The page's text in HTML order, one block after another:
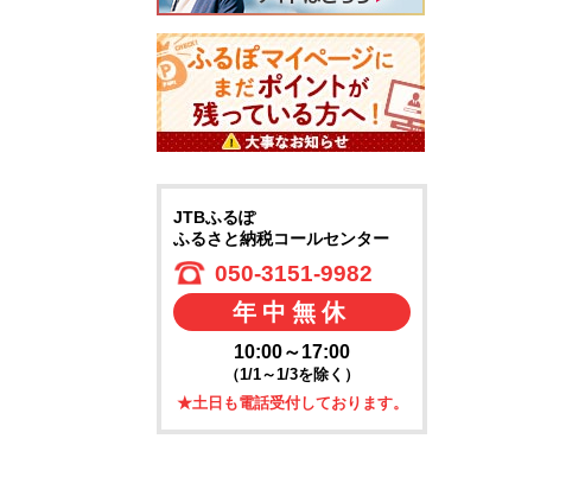
JTBふるぽ
ふるさと納税コールセンター
050-3151-9982
年中無休
10:00～17:00
（1/1～1/3を除く）
★土日も電話受付しております。